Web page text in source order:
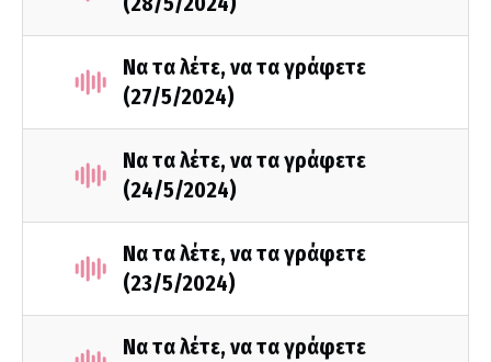
Να τα λέτε, να τα γράφετε
(27/5/2024)
Να τα λέτε, να τα γράφετε
(24/5/2024)
Να τα λέτε, να τα γράφετε
(23/5/2024)
Να τα λέτε, να τα γράφετε